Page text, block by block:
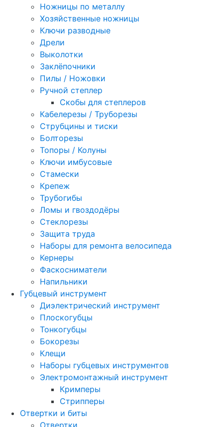
Ножницы по металлу
Хозяйственные ножницы
Ключи разводные
Дрели
Выколотки
Заклёпочники
Пилы / Ножовки
Ручной степлер
Скобы для степлеров
Кабелерезы / Труборезы
Струбцины и тиски
Болторезы
Топоры / Колуны
Ключи имбусовые
Стамески
Крепеж
Трубогибы
Ломы и гвоздодёры
Стеклорезы
Защита труда
Наборы для ремонта велосипеда
Кернеры
Фаскосниматели
Напильники
Губцевый инструмент
Диэлектрический инструмент
Плоскогубцы
Тонкогубцы
Бокорезы
Клещи
Наборы губцевых инструментов
Электромонтажный инструмент
Кримперы
Стрипперы
Отвертки и биты
Отвертки